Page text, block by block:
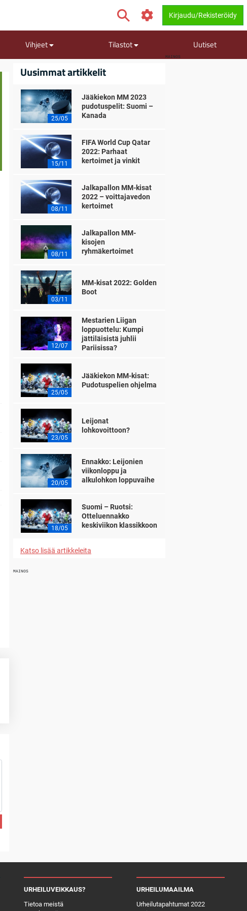
Kirjaudu/Rekisteröidy
Vihjeet Tilastot Uutiset
MAINOS
Uusimmat artikkelit
25/05
Jääkiekon MM 2023
pudotuspelit: Suomi –
Kanada
15/11
FIFA World Cup Qatar
2022: Parhaat
kertoimet ja vinkit
08/11
Jalkapallon MM-kisat
2022 – voittajavedon
kertoimet
08/11
Jalkapallon MM-
kisojen
ryhmäkertoimet
03/11
MM-kisat 2022: Golden
Boot
12/07
Mestarien Liigan
loppuottelu: Kumpi
jättiläisistä juhlii
Pariisissa?
25/05
Jääkiekon MM-kisat:
Pudotuspelien ohjelma
23/05
Leijonat
lohkovoittoon?
20/05
Ennakko: Leijonien
viikonloppu ja
alkulohkon loppuvaihe
18/05
Suomi – Ruotsi:
Otteluennakko
keskiviikon klassikkoon
Katso lisää artikkeleita
MAINOS
URHEILUVEIKKAUS?
Tietoa meistä
URHEILUMAAILMA
Urheilutapahtumat 2022